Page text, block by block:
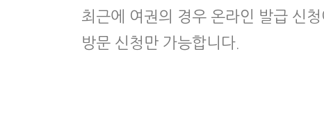
최근에 여권의 경우 온라인 발급 신
방문 신청만 가능합니다.